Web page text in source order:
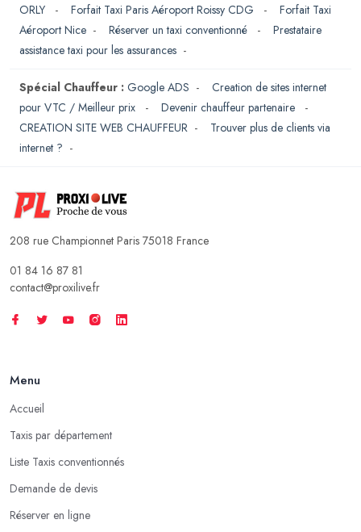
ORLY
- Forfait Taxi Paris Aéroport Roissy CDG - Forfait Taxi
Aéroport Nice - Réserver un taxi conventionné - Prestataire
assistance taxi pour les assurances -
Spécial Chauffeur : Google ADS - Creation de sites internet
pour VTC / Meilleur prix
- Devenir chauffeur partenaire
-
CREATION SITE WEB CHAUFFEUR - Trouver plus de clients via
internet ? -
208 rue Championnet Paris 75018 France
01 84 16 87 81
contact@proxilive.fr
Menu
Accueil
Taxis par département
Liste Taxis conventionnés
Demande de devis
Réserver en ligne